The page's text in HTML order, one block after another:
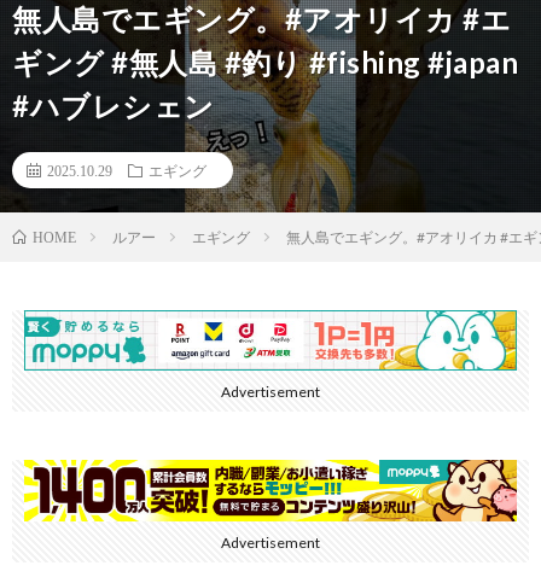
無人島でエギング。#アオリイカ #エ
ギング #無人島 #釣り #fishing #japan
#ハブレシェン
2025.10.29 エギング
HOME ルアー エギング 無人島でエギング。#アオリイカ #エ
Advertisement
Advertisement